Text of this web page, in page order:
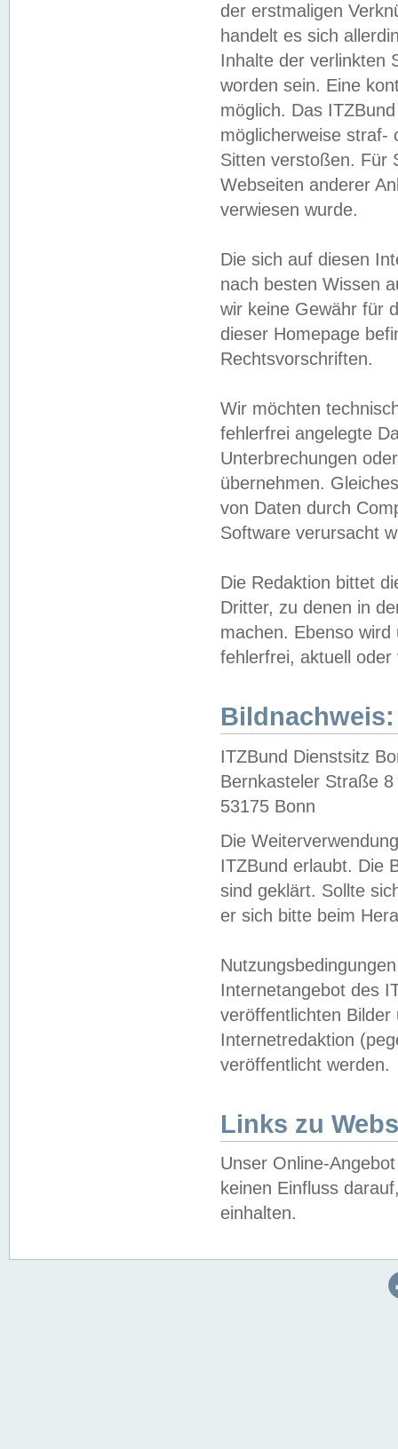
der erstmaligen
handelt es sich
Inhalte der verlinkten
worden sein. Eine
möglich. Das
möglicherweise straf-
Sitten verstoßen. Für
Webseiten anderer
verwiesen wurde.
Die sich auf diesen
nach besten Wissen
wir keine Gewähr für
dieser Homepage
Rechtsvorschriften.
Wir möchten
fehlerfrei angelegte
Unterbrechungen
übernehmen.
von Daten durch
Software verursacht
Die Redaktion bittet
Dritter, zu denen in
machen. Ebenso
fehlerfrei, aktuell oder
Bildnachweis:
ITZBund Dienstsitz
Bernkasteler Straße 8
53175 Bonn
Die
ITZBund erlaubt. Die
sind geklärt. Sollte
er sich bitte beim
Internetangebot des
veröffentlichten
Internetredaktion
veröffentlicht werden.
Links zu
Unser Online-
keinen Einfluss
einhalten.